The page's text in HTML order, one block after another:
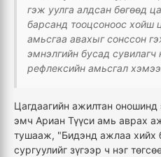
гэж уулга алдсан бөгөөд
барсанд тооцсоноос хойш
амьсгаа авахыг сонссон
эмнэлгийн бусад сувилагч
рефлексийн амьсгал
Цагдаагийн ажилтан
эмч Ариан Түүси амь аврах
тушааж, "Бидэнд ажлаа хийх
сургуулийг зүгээр ч нэг